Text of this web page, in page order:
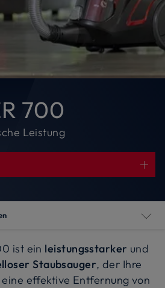
700
Leistung
ist ein leistungsstarker und
Staubsauger, der Ihre
effektive Entfernung von